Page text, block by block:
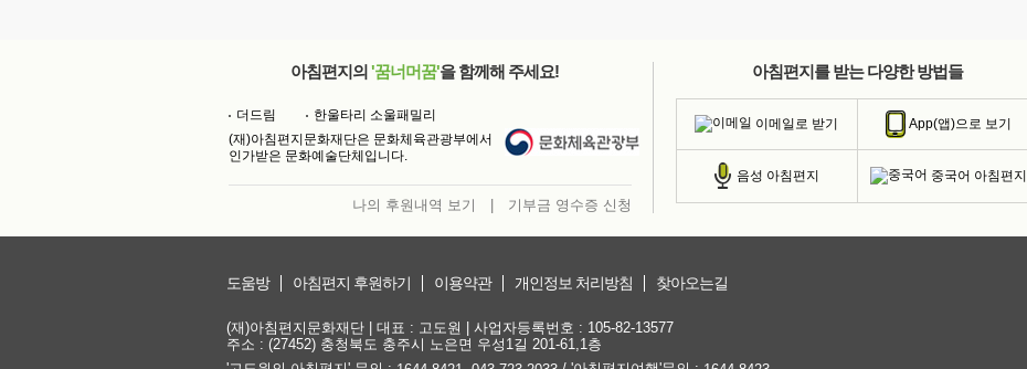
아침편지의 '꿈너머꿈'을 함께해 주세요!
더드림
한울타리 소울패밀리
(재)아침편지문화재단은 문화체육관광부에서
인가받은 문화예술단체입니다.
나의 후원내역 보기 기부금 영수증 신청
아침편지를 받는 다양한 방법들
이메일로 받기 App(앱)으로 보기
음성 아침편지 중국어 아침편지
도움방 아침편지 후원하기 이용약관 개인정보 처리방침 찾아오는길
(재)아침편지문화재단 | 대표 : 고도원 | 사업자등록번호 : 105-82-13577
주소 : (27452) 충청북도 충주시 노은면 우성1길 201-61,1층